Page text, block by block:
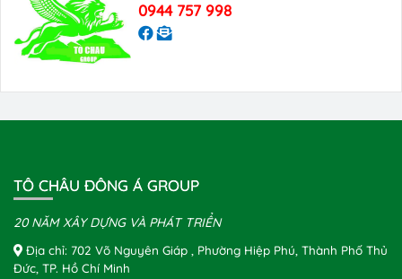
0944 757 998
TÔ CHÂU ĐÔNG Á GROUP
20 NĂM XÂY DỰNG VÀ PHÁT TRIỂN
Địa chỉ: 702 Võ Nguyên Giáp , Phường Hiệp Phú, Thành Phố Thủ
Đức, TP. Hồ Chí Minh